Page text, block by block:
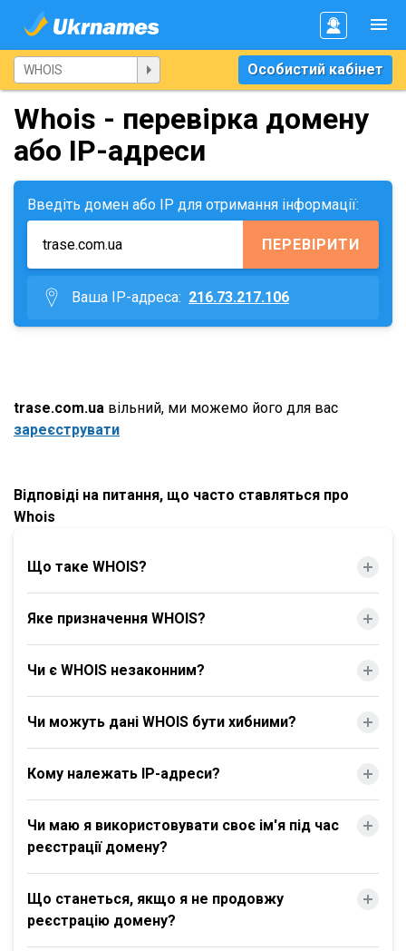
Особистий кабінет
Whois - перевірка домену
або IP-адреси
Введіть домен або IP для отримання інформації:
ПЕРЕВІРИТИ
Ваша IP-адреса: 216.73.217.106
trase.com.ua вільний, ми можемо його для вас
зареєструвати
Відповіді на питання, що часто ставляться про
Whois
Що таке WHOIS?
Яке призначення WHOIS?
Чи є WHOIS незаконним?
Чи можуть дані WHOIS бути хибними?
Кому належать IP-адреси?
Чи маю я використовувати своє ім'я під час
реєстрації домену?
Що станеться, якщо я не продовжу
реєстрацію домену?